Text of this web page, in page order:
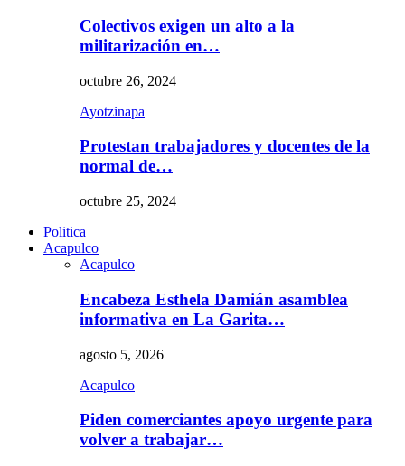
Colectivos exigen un alto a la
militarización en…
octubre 26, 2024
Ayotzinapa
Protestan trabajadores y docentes de la
normal de…
octubre 25, 2024
Politica
Acapulco
Acapulco
Encabeza Esthela Damián asamblea
informativa en La Garita…
agosto 5, 2026
Acapulco
Piden comerciantes apoyo urgente para
volver a trabajar…